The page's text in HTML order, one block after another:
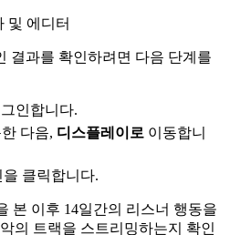
및 에디터
결과를 확인하려면 다음 단계를
인합니다.
다음, 디스플레이로 이동합니
클릭합니다.
본 이후 14일간의 리스너 행동을
의 트랙을 스트리밍하는지 확인